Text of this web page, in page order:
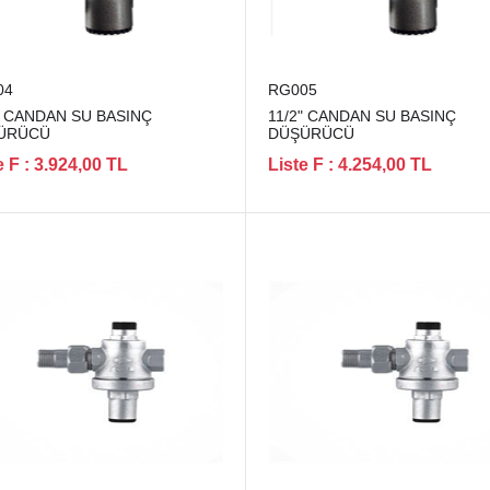
SU BASINÇ
F : 3.924,00 TL
RG005
11/2" CANDAN SU BASINÇ
DÜŞÜRÜCÜ
Liste F : 4.254,00 TL